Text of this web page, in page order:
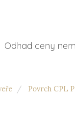
Odhad ceny
Povrch CPL